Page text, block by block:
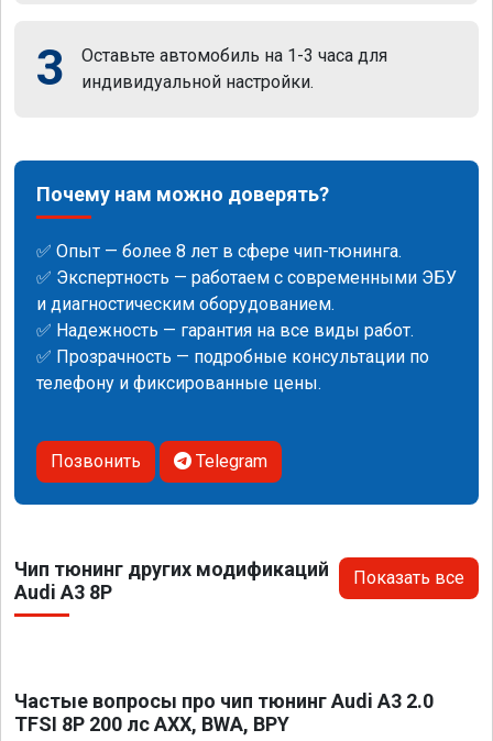
3
Оставьте автомобиль на 1-3 часа для
индивидуальной настройки.
Почему нам можно доверять?
✅ Опыт — более 8 лет в сфере чип-тюнинга.
✅ Экспертность — работаем с современными ЭБУ
и диагностическим оборудованием.
✅ Надежность — гарантия на все виды работ.
✅ Прозрачность — подробные консультации по
телефону и фиксированные цены.
Позвонить Telegram
Чип тюнинг других модификаций
Audi A3 8P
Показать все
Частые вопросы про чип тюнинг Audi A3 2.0
TFSI 8P 200 лс AXX, BWA, BPY